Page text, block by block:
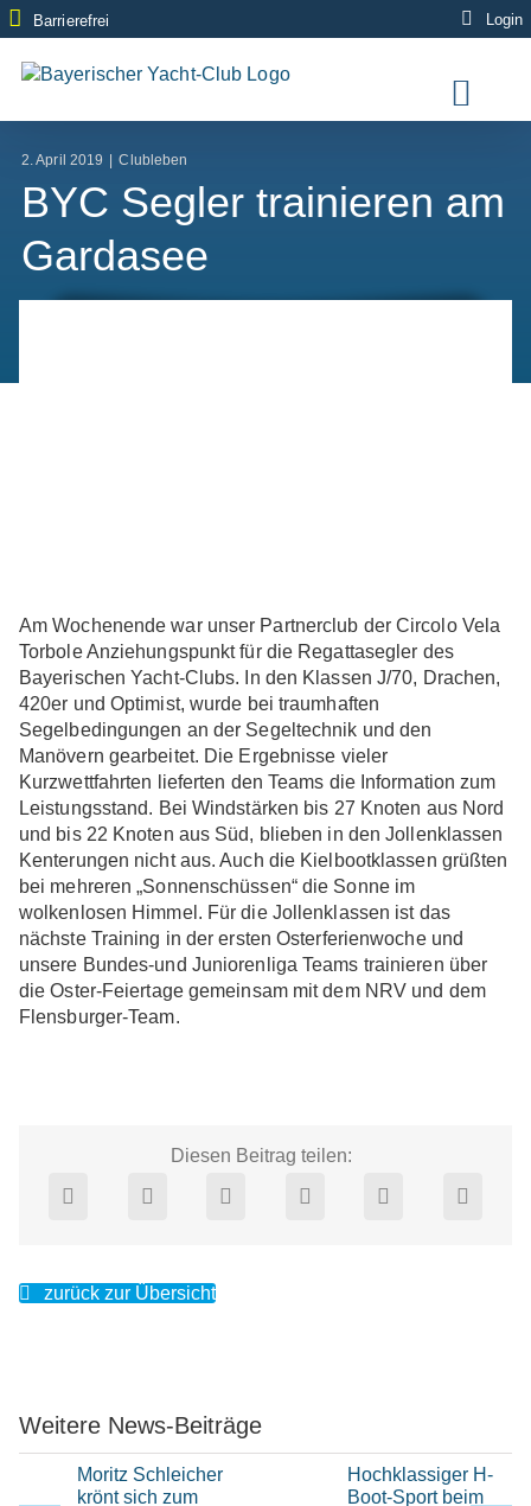
Zum
Inhalt
springen
Barrierefrei Login
2. April 2019 Clubleben
BYC Segler trainieren am
Gardasee
Am Wochenende war unser Partnerclub der Circolo Vela
Torbole Anziehungspunkt für die Regattasegler des
Bayerischen Yacht-Clubs. In den Klassen J/70, Drachen,
420er und Optimist, wurde bei traumhaften
Segelbedingungen an der Segeltechnik und den
Manövern gearbeitet. Die Ergebnisse vieler
Kurzwettfahrten lieferten den Teams die Information zum
Leistungsstand. Bei Windstärken bis 27 Knoten aus Nord
und bis 22 Knoten aus Süd, blieben in den Jollenklassen
Kenterungen nicht aus. Auch die Kielbootklassen grüßten
bei mehreren „Sonnenschüssen“ die Sonne im
wolkenlosen Himmel. Für die Jollenklassen ist das
nächste Training in der ersten Osterferienwoche und
unsere Bundes-und Juniorenliga Teams trainieren über
die Oster-Feiertage gemeinsam mit dem NRV und dem
Flensburger-Team.
Diesen Beitrag teilen:
zurück zur Übersicht
Weitere News-Beiträge
Moritz Schleicher
krönt sich zum
Hochklassiger H-
Boot-Sport beim